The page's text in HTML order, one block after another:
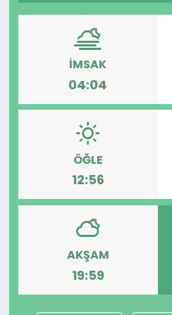
İMSAK
04:04
ÖĞLE
12:56
AKŞAM
19:59